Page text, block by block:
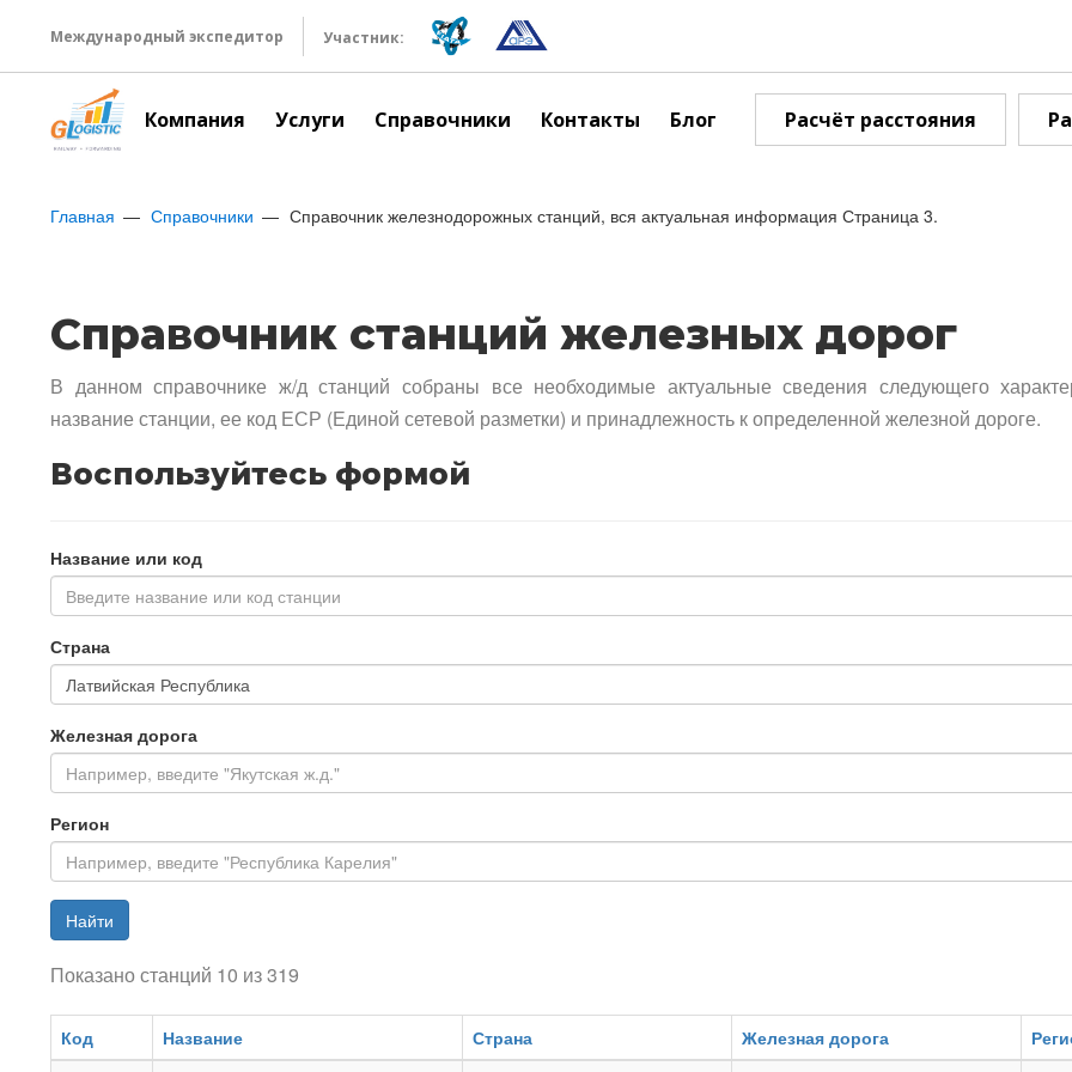
Международный экспедитор Участник:
Компания Услуги Справочники Контакты Блог Расчёт расстояния
Главная Справочники Справочник железнодорожных станций, вся актуальная информация Страница 3.
Справочник станций железных дорог
В данном справочнике ж/д станций собраны все необходимые актуальные сведения следующего
название станции, ее код ЕСР (Единой сетевой разметки) и принадлежность к определенной железной дороге.
Воспользуйтесь формой
Название или код
Введите название или код станции
Страна
Железная дорога
Регион
Найти
Показано станций 10 из 319
Код Название Страна Железная дорога